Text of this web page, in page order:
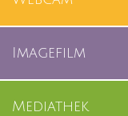
Imagefilm
Mediathek